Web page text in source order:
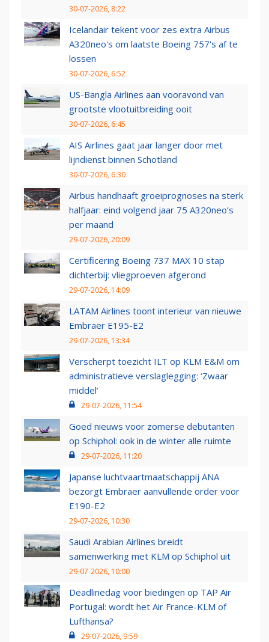
30-07-2026, 8:22
Icelandair tekent voor zes extra Airbus
A320neo's om laatste Boeing 757's af te
lossen
30-07-2026, 6:52
US-Bangla Airlines aan vooravond van
grootste vlootuitbreiding ooit
30-07-2026, 6:45
AIS Airlines gaat jaar langer door met
lijndienst binnen Schotland
30-07-2026, 6:30
Airbus handhaaft groeiprognoses na sterk
halfjaar: eind volgend jaar 75 A320neo’s
per maand
29-07-2026, 20:09
Certificering Boeing 737 MAX 10 stap
dichterbij: vliegproeven afgerond
29-07-2026, 14:09
LATAM Airlines toont interieur van nieuwe
Embraer E195-E2
29-07-2026, 13:34
Verscherpt toezicht ILT op KLM E&M om
administratieve verslaglegging: ‘Zwaar
middel’
29-07-2026, 11:54
Goed nieuws voor zomerse debutanten
op Schiphol: ook in de winter alle ruimte
29-07-2026, 11:20
Japanse luchtvaartmaatschappij ANA
bezorgt Embraer aanvullende order voor
E190-E2
29-07-2026, 10:30
Saudi Arabian Airlines breidt
samenwerking met KLM op Schiphol uit
29-07-2026, 10:00
Deadlinedag voor biedingen op TAP Air
Portugal: wordt het Air France-KLM of
Lufthansa?
29-07-2026, 9:59